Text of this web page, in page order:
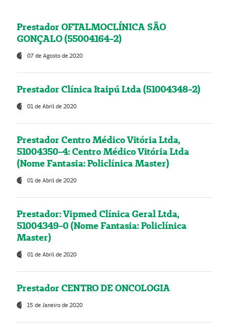
Prestador OFTALMOCLÍNICA SÃO
GONÇALO (55004164-2)
07 de Agosto de 2020
Prestador Clínica Itaipú Ltda (51004348-2)
01 de Abril de 2020
Prestador Centro Médico Vitória Ltda,
51004350-4: Centro Médico Vitória Ltda
(Nome Fantasia: Policlínica Master)
01 de Abril de 2020
Prestador: Vipmed Clínica Geral Ltda,
51004349-0 (Nome Fantasia: Policlínica
Master)
01 de Abril de 2020
Prestador CENTRO DE ONCOLOGIA
15 de Janeiro de 2020